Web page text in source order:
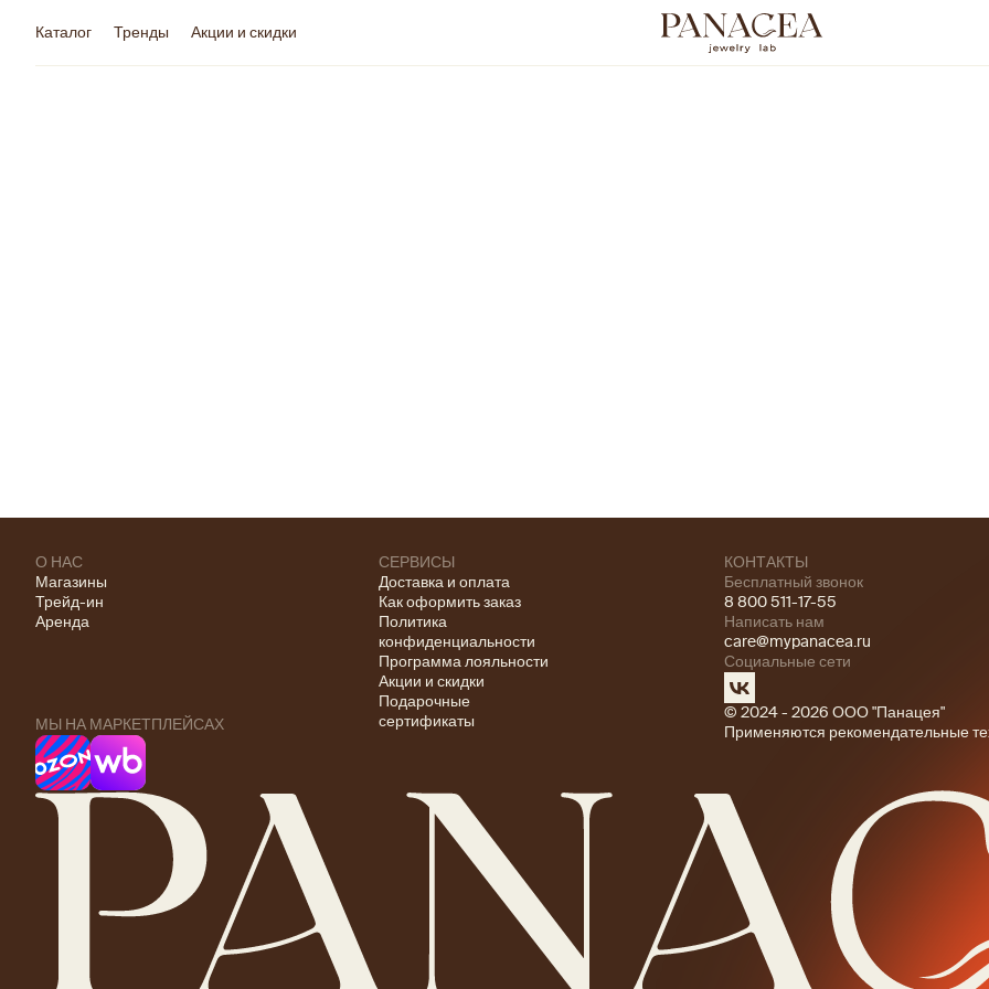
Каталог Тренды Акции и скидки
О НАС
Магазины
Трейд-ин
Аренда
МЫ НА МАРКЕТПЛЕЙСАХ
СЕРВИСЫ
Доставка и оплата
Как оформить заказ
Политика
конфиденциальности
Программа лояльности
Акции и скидки
Подарочные
сертификаты
КОНТАКТЫ
Бесплатный звонок
8 800 511-17-55
Написать нам
care@mypanacea.ru
Социальные сети
© 2024 - 2026 ООО "Панацея"
Применяются рекомендательные